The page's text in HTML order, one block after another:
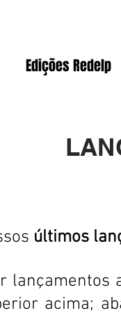
Edições Redelp
últimos
lançamentos
acima;